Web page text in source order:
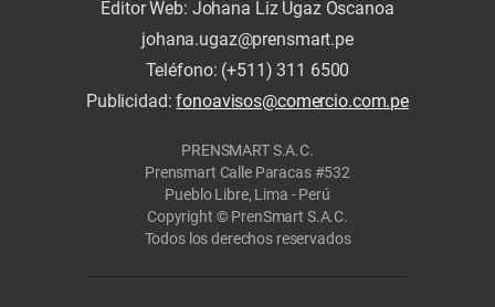
Editor Web: Johana Liz Ugaz Oscanoa
johana.ugaz@prensmart.pe
Teléfono: (+511) 311 6500
Publicidad:fonoavisos@comercio.com.pe
PRENSMART S.A.C.
Prensmart Calle Paracas #532
Pueblo Libre, Lima - Perú
Copyright © PrenSmart S.A.C.
Todos los derechos reservados